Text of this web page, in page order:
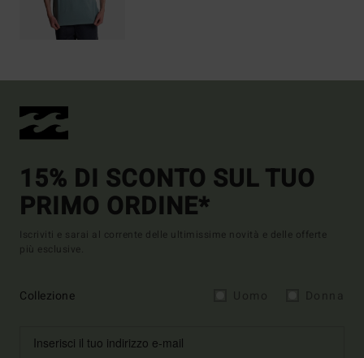
15% DI SCONTO SUL TUO
PRIMO ORDINE*
Iscriviti e sarai al corrente delle ultimissime novità e delle offerte
più esclusive.
Collezione